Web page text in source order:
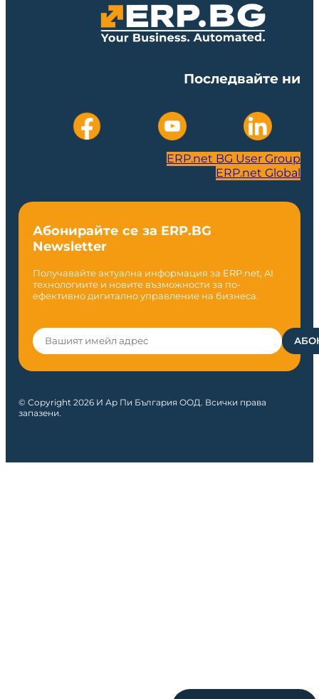
Последвайте ни
ERP.net BG User Group
ERP.net Global
Абонирайте се за ERP.BG
Newsletter
Получавайте актуална информация за ERP.net, AI
технологиите и новите възможности за по-
ефективно дигитално управление на бизнеса.
© Copyright 2026 И Ар Пи България ООД. Всички права
запазени.